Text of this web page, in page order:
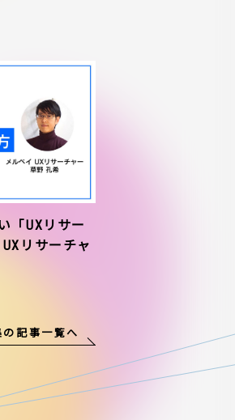
「UXリサー
リサーチャ
の記事一覧へ